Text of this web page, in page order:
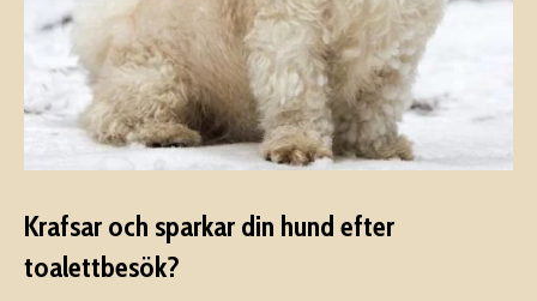
Krafsar och sparkar din hund efter
toalettbesök?